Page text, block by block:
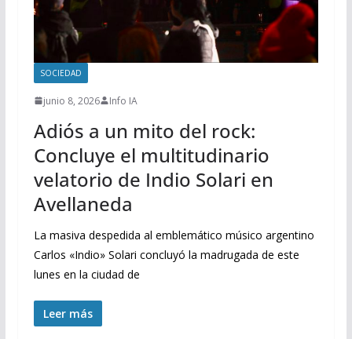
SOCIEDAD
junio 8, 2026 Info IA
Adiós a un mito del rock:
Concluye el multitudinario
velatorio de Indio Solari en
Avellaneda
La masiva despedida al emblemático músico argentino
Carlos «Indio» Solari concluyó la madrugada de este
lunes en la ciudad de
Leer más